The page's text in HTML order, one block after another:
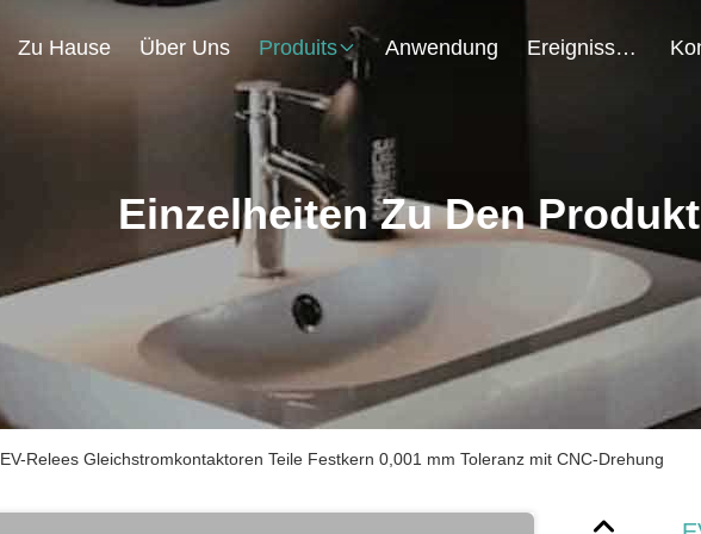
Zu Hause Über Uns Produits Anwendung Ereignisse
Einzelheiten Zu Den
EV-Relees Gleichstromkontaktoren Teile Festkern 0,001 mm Toleranz mit CNC-Drehung